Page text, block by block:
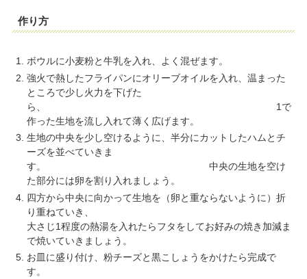
作り方
ボウルに小麦粉と牛乳を入れ、よく混ぜます。
強火で熱したフライパンにオリーブオイルを入れ、温まった
ところで少し火力を下げた
ら、 1で
作った生地を流し入れて薄く広げます。
生地の中央を少し空けるように、半分にカットしたハムとチ
ーズを並べていきま
す。 中央の生地を空け
た部分には卵を割り入れましょう。
四方から中央に向かって生地を（卵と重ならないように）折
り重ねていき、
大さじ1程度の熱湯を入れたらフタをしてお好みの焼き加減ま
で焼いていきましょう。
お皿に盛り付け、粉チーズと黒こしょうをかけたら完成で
す。